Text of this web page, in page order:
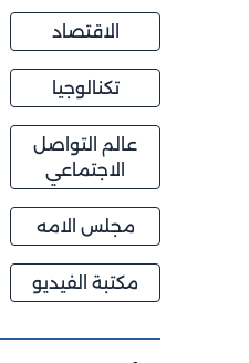
الاقتصاد
تكنالوجيا
عالم التواصل
الاجتماعي
مجلس الامه
مكتبة الفيديو